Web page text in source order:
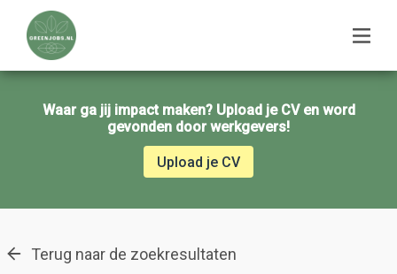
Waar ga jij impact maken? Upload je CV en word
gevonden door werkgevers!
Upload je CV
Terug naar de zoekresultaten